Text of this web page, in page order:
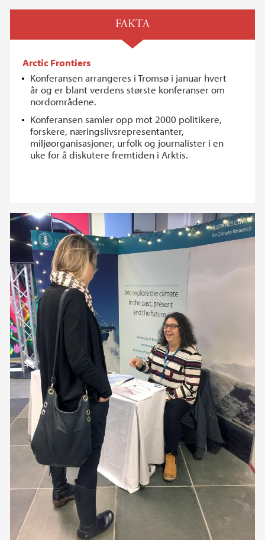
FAKTA
Arctic Frontiers
Konferansen arrangeres i Tromsø i januar hvert
år og er blant verdens største konferanser om
nordområdene.
Konferansen samler opp mot 2000 politikere,
forskere, næringslivsrepresentanter,
miljøorganisasjoner, urfolk og journalister i en
uke for å diskutere fremtiden i Arktis.